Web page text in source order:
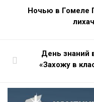
Ночью в Гомеле
День знаний
«Захожу в